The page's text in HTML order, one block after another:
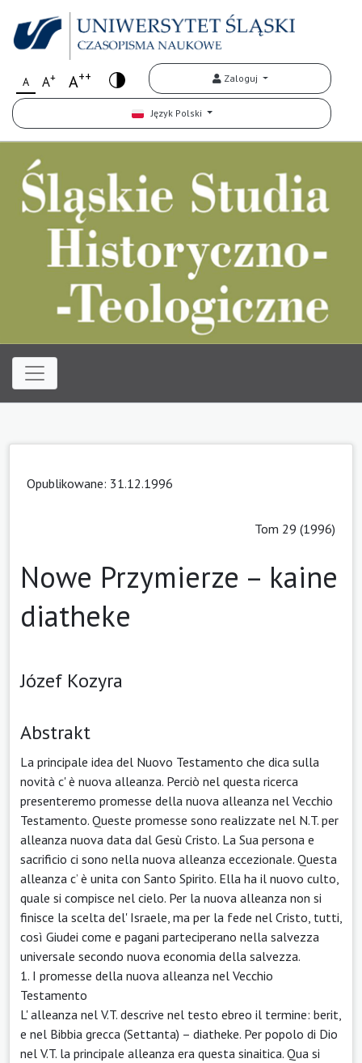
A A+ A++ Zaloguj
Język Polski
Opublikowane: 31.12.1996
Tom 29 (1996)
Nowe Przymierze – kaine
diatheke
Józef Kozyra
Abstrakt
La principale idea del Nuovo Testamento che dica sulla
novità c' è nuova alleanza. Perciò nel questa ricerca
presenteremo promesse della nuova alleanza nel Vecchio
Testamento. Queste promesse sono realizzate nel N.T. per
alleanza nuova data dal Gesù Cristo. La Sua persona e
sacrificio ci sono nella nuova alleanza eccezionale. Questa
alleanza c’ è unita con Santo Spirito. Ella ha il nuovo culto,
quale si compisce nel cielo. Per la nuova alleanza non si
finisce la scelta del' Israele, ma per la fede nel Cristo, tutti,
così Giudei come e pagani parteciperano nella salvezza
universale secondo nuova economia della salvezza.
1. I promesse della nuova alleanza nel Vecchio
Testamento
L' alleanza nel V.T. descrive nel testo ebreo il termine: berit,
e nel Bibbia grecca (Settanta) – diatheke. Per popolo di Dio
nel V.T. la principale alleanza era questa sinaitica. Qua si